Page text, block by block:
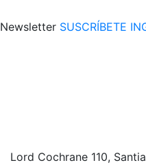
Newsletter SUSCRÍBETE
Lord Cochrane 110,